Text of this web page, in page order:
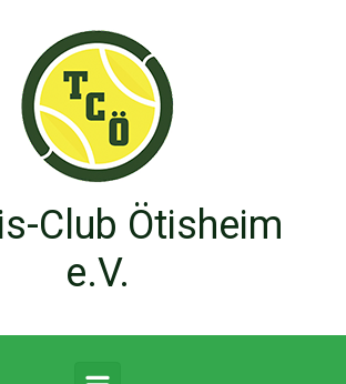
Club Ötisheim
e.V.